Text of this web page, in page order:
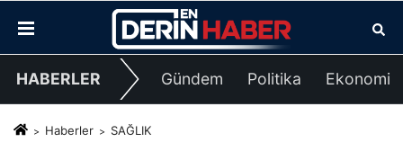
HABERLER Gündem Politika Ekonomi
Haberler SAĞLIK